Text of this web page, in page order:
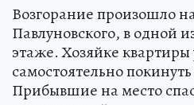
Возгорание произошло
Павлуновского, в одной
этаже. Хозяйке квартиры
самостоятельно
Прибывшие на место